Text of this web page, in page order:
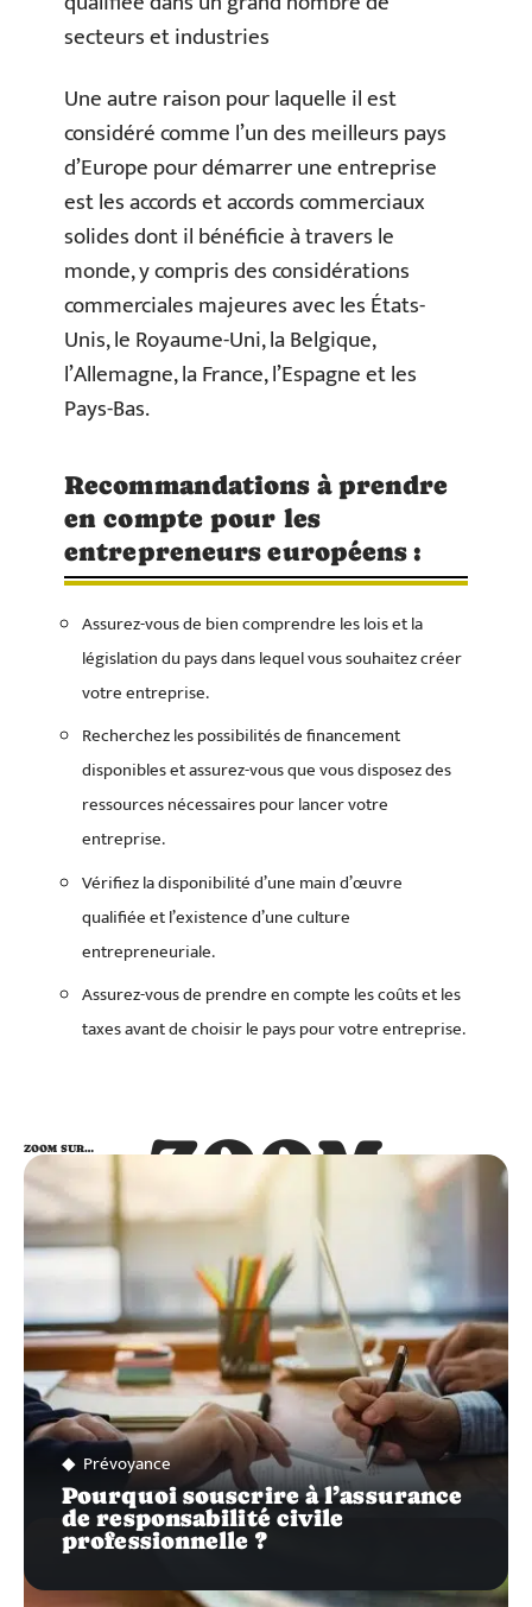
secteurs et industries
Une autre raison pour laquelle il est
considéré comme l’un des meilleurs pays
d’Europe pour démarrer une entreprise
est les accords et accords commerciaux
solides dont il bénéficie à travers le
monde, y compris des considérations
commerciales majeures avec les États-
Unis, le Royaume-Uni, la Belgique,
l’Allemagne, la France, l’Espagne et les
Pays-Bas.
Recommandations à prendre
en compte pour les
entrepreneurs européens :
Assurez-vous de bien comprendre les lois et la
législation du pays dans lequel vous souhaitez créer
votre entreprise.
Recherchez les possibilités de financement
disponibles et assurez-vous que vous disposez des
ressources nécessaires pour lancer votre
entreprise.
Vérifiez la disponibilité d’une main d’œuvre
qualifiée et l’existence d’une culture
entrepreneuriale.
Assurez-vous de prendre en compte les coûts et les
taxes avant de choisir le pays pour votre entreprise.
ZOOM
SUR…
ZOOM SUR…
Prévoyance
Pourquoi souscrire à l’assurance
de responsabilité civile
professionnelle ?